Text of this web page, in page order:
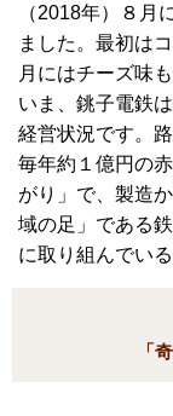
（2018年）８月
ました。最初は
月にはチーズ味
いま、銚子電鉄
経営状況です。
毎年約１億円の
がり」で、製造
域の足」である
に取り組んでいる
「